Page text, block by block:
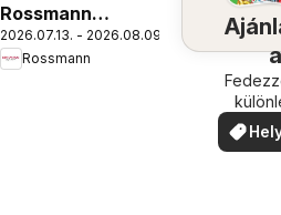
Rossmann
Babaprogram
2026.07.13. - 2026.08.09.
Rossmann
a